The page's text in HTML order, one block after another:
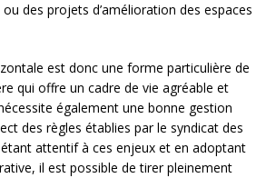
des projets d’amélioration des espaces
est donc une forme particulière de
qui offre un cadre de vie agréable et
également une bonne gestion
des règles établies par le syndicat des
attentif à ces enjeux et en adoptant
il est possible de tirer pleinement